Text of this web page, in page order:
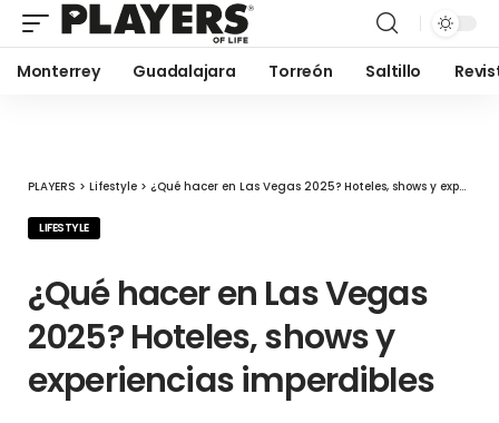
Monterrey Guadalajara Torreón Saltillo
PLAYERS > Lifestyle > ¿Qué hacer en Las Vegas 2025? Hoteles, shows y experiencias imperdibles
LIFESTYLE
¿Qué hacer en Las Vegas
2025? Hoteles, shows y
experiencias imperdibles